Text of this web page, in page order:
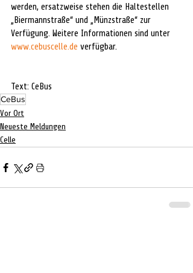
werden, ersatzweise stehen die Haltestellen
„Biermannstraße“ und „Münzstraße“ zur
Verfügung. Weitere Informationen sind unter
www.cebuscelle.de verfügbar.
Text: CeBus
CeBus
Vor Ort
Neueste Meldungen
Celle